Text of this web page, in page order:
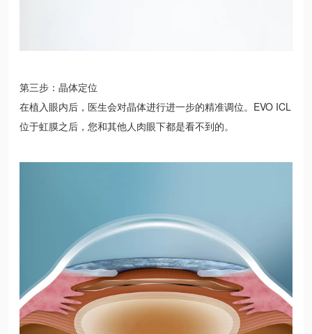
第三步：晶体定位
在植入眼内后，医生会对晶体进行进一步的精准调位。EVO ICL
位于虹膜之后，您和其他人肉眼下都是看不到的。